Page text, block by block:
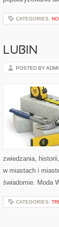
CATEGORIES:
LUBIN
POSTED BY
zwiedzania,
w miastach i
świadomie. Moda
CATEGORIES: